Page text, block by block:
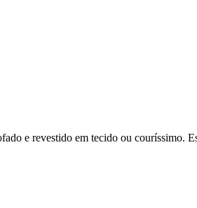
e revestido em tecido ou couríssimo.